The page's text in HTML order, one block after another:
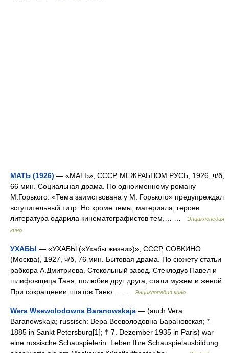
МАТЬ (1926) — «МАТЬ», СССР, МЕЖРАБПОМ РУСЬ, 1926, ч/б,
66 мин. Социальная драма. По одноименному роману
М.Горького. «Тема заимствована у М. Горького» предупреждал
вступительный титр. Но кроме темы, материала, героев
литература одарила кинематографистов тем,… …
Энциклопедия
кино
УХАБЫ — «УХАБЫ («Ухабы жизни»)», СССР, СОВКИНО
(Москва), 1927, ч/б, 76 мин. Бытовая драма. По сюжету статьи
рабкора А.Дмитриева. Стекольный завод. Стеклодув Павел и
шлифовщица Таня, полюбив друг друга, стали мужем и женой.
При сокращении штатов Таню… …
Энциклопедия кино
Wera Wsewolodowna Baranowskaja — (auch Vera
Baranowskaja; russisch: Вера Всеволодовна Барановская; *
1885 in Sankt Petersburg[1]; † 7. Dezember 1935 in Paris) war
eine russische Schauspielerin. Leben Ihre Schauspielausbildung